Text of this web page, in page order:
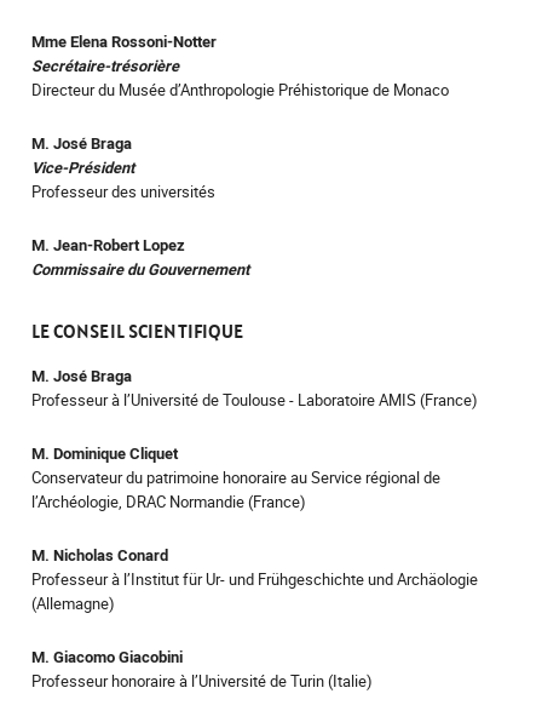
Mme Elena Rossoni-Notter
Secrétaire-trésorière
Directeur du Musée d’Anthropologie Préhistorique de Monaco
M. José Braga
Vice-Président
Professeur des universités
M. Jean-Robert Lopez
Commissaire du Gouvernement
LE CONSEIL SCIENTIFIQUE
M. José Braga
Professeur à l’Université de Toulouse - Laboratoire AMIS (France)
M. Dominique Cliquet
Conservateur du patrimoine honoraire au Service régional de
l’Archéologie, DRAC Normandie (France)
M. Nicholas Conard
Professeur à l’Institut für Ur- und Frühgeschichte und Archäologie
(Allemagne)
M. Giacomo Giacobini
Professeur honoraire à l’Université de Turin (Italie)